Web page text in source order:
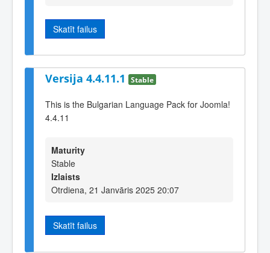
Skatīt failus
Versija 4.4.11.1 Stable
This is the Bulgarian Language Pack for Joomla!
4.4.11
Maturity
Stable
Izlaists
Otrdiena, 21 Janvāris 2025 20:07
Skatīt failus